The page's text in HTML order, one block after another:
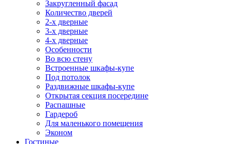
Закругленный фасад
Количество дверей
2-х дверные
3-х дверные
4-х дверные
Особенности
Во всю стену
Встроенные шкафы-купе
Под потолок
Раздвижные шкафы-купе
Открытая секция посередине
Распашные
Гардероб
Для маленького помещения
Эконом
Гостиные